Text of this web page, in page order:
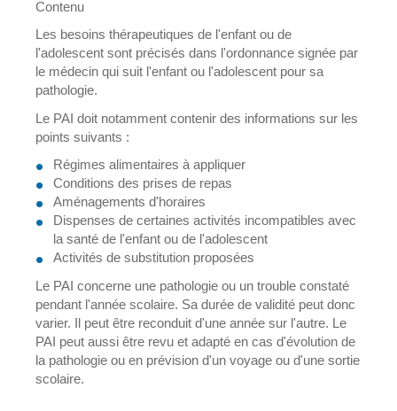
Contenu
Les besoins thérapeutiques de l'enfant ou de
l'adolescent sont précisés dans l'ordonnance signée par
le médecin qui suit l'enfant ou l'adolescent pour sa
pathologie.
Le PAI doit notamment contenir des informations sur les
points suivants :
Régimes alimentaires à appliquer
Conditions des prises de repas
Aménagements d'horaires
Dispenses de certaines activités incompatibles avec
la santé de l'enfant ou de l'adolescent
Activités de substitution proposées
Le PAI concerne une pathologie ou un trouble constaté
pendant l'année scolaire. Sa durée de validité peut donc
varier. Il peut être reconduit d'une année sur l'autre. Le
PAI peut aussi être revu et adapté en cas d'évolution de
la pathologie ou en prévision d'un voyage ou d'une sortie
scolaire.